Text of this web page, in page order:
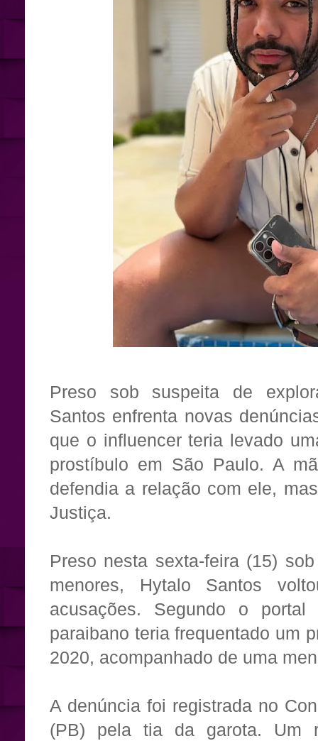
Preso sob suspeita de
Santos enfrenta novas
que o influencer teria levado
prostíbulo em São Paulo. A
defendia a relação com ele,
Justiça.
Preso nesta sexta-feira (15)
menores, Hytalo Santos
acusações. Segundo o
paraibano teria frequentado um
2020, acompanhado de uma
A denúncia foi registrada no
(PB) pela tia da garota. Um